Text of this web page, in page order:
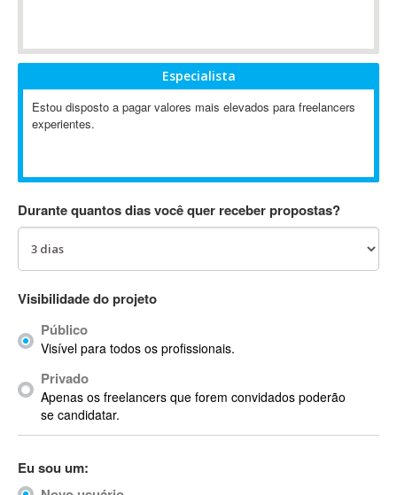
Ableton Push
Abstract Window Toolkit (AWT)
Absynth
ACARS
AccountMate
ACDSee
ACID Pro
ACPI
Acrobat
Acrobat X
Acronis
Actian
Actimize
ActionScript
Active Directory
Especialista
Estou disposto a pagar valores mais elevados para freelancers
experientes.
Durante quantos dias você quer receber propostas?
Visibilidade do projeto
Público
Visível para todos os profissionais.
Privado
Apenas os freelancers que forem convidados poderão
se candidatar.
Eu sou um: